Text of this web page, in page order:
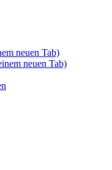
neuen Tab)
neuen Tab)